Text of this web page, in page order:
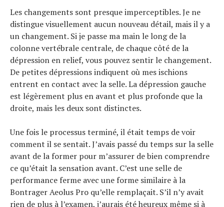
Les changements sont presque imperceptibles. Je ne
distingue visuellement aucun nouveau détail, mais il y a
un changement. Si je passe ma main le long de la
colonne vertébrale centrale, de chaque côté de la
dépression en relief, vous pouvez sentir le changement.
De petites dépressions indiquent où mes ischions
entrent en contact avec la selle. La dépression gauche
est légèrement plus en avant et plus profonde que la
droite, mais les deux sont distinctes.
Une fois le processus terminé, il était temps de voir
comment il se sentait. J’avais passé du temps sur la selle
avant de la former pour m’assurer de bien comprendre
ce qu’était la sensation avant. C’est une selle de
performance ferme avec une forme similaire à la
Bontrager Aeolus Pro qu’elle remplaçait. S’il n’y avait
rien de plus à l’examen, j’aurais été heureux même si à